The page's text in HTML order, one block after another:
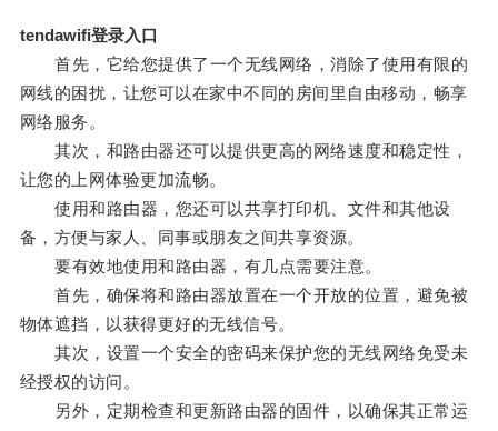
tendawifi登录入口
首先，它给您提供了一个无线网络，消除了使用有限的
网线的困扰，让您可以在家中不同的房间里自由移动，畅享
网络服务。
其次，和路由器还可以提供更高的网络速度和稳定性，
让您的上网体验更加流畅。
使用和路由器，您还可以共享打印机、文件和其他设
备，方便与家人、同事或朋友之间共享资源。
要有效地使用和路由器，有几点需要注意。
首先，确保将和路由器放置在一个开放的位置，避免被
物体遮挡，以获得更好的无线信号。
其次，设置一个安全的密码来保护您的无线网络免受未
经授权的访问。
另外，定期检查和更新路由器的固件，以确保其正常运